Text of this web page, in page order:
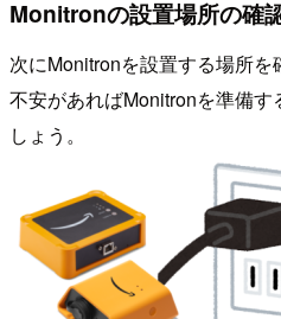
Monitronの設置場所の確
次にMonitronを設置する場所を
不安があればMonitronを準備
しょう。